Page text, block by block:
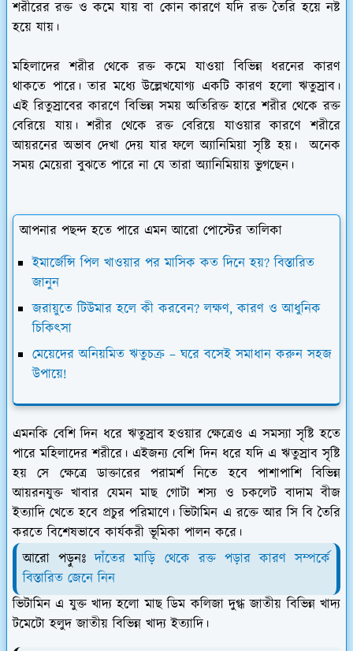
শরীরের রক্ত ও কমে যায় বা কোন কারণে যদি রক্ত তৈরি হয়ে নষ্ট
হয়ে যায়।
মহিলাদের শরীর থেকে রক্ত কমে যাওয়া বিভিন্ন ধরনের কারণ
থাকতে পারে। তার মধ্যে উল্লেখযোগ্য একটি কারণ হলো ঋতুস্রাব।
এই রিতুস্রাবের কারণে বিভিন্ন সময় অতিরিক্ত হারে শরীর থেকে রক্ত
বেরিয়ে যায়। শরীর থেকে রক্ত বেরিয়ে যাওয়ার কারণে শরীরে
আয়রনের অভাব দেখা দেয় যার ফলে অ্যানিমিয়া সৃষ্টি হয়। অনেক
সময় মেয়েরা বুঝতে পারে না যে তারা অ্যানিমিয়ায় ভুগছেন।
আপনার পছন্দ হতে পারে এমন আরো পোস্টের তালিকা
ইমার্জেন্সি পিল খাওয়ার পর মাসিক কত দিনে হয়? বিস্তারিত
জানুন
জরায়ুতে টিউমার হলে কী করবেন? লক্ষণ, কারণ ও আধুনিক
চিকিৎসা
মেয়েদের অনিয়মিত ঋতুচক্র – ঘরে বসেই সমাধান করুন সহজ
উপায়ে!
এমনকি বেশি দিন ধরে ঋতুস্রাব হওয়ার ক্ষেত্রেও এ সমস্যা সৃষ্টি হতে
পারে মহিলাদের শরীরে। এইজন্য বেশি দিন ধরে যদি এ ঋতুস্রাব সৃষ্টি
হয় সে ক্ষেত্রে ডাক্তারের পরামর্শ নিতে হবে পাশাপাশি বিভিন্ন
আয়রনযুক্ত খাবার যেমন মাছ গোটা শস্য ও চকলেট বাদাম বীজ
ইত্যাদি খেতে হবে প্রচুর পরিমাণে। ভিটামিন এ রক্তে আর সি বি তৈরি
করতে বিশেষভাবে কার্যকরী ভূমিকা পালন করে।
আরো পড়ুনঃদাঁতের মাড়ি থেকে রক্ত পড়ার কারণ সম্পর্কে
বিস্তারিত জেনে নিন
ভিটামিন এ যুক্ত খাদ্য হলো মাছ ডিম কলিজা দুগ্ধ জাতীয় বিভিন্ন খাদ্য
টমেটো হলুদ জাতীয় বিভিন্ন খাদ্য ইত্যাদি।